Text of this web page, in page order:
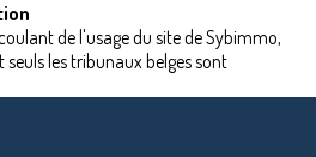
de l'usage du site de Sybimmo,
seuls les tribunaux belges sont